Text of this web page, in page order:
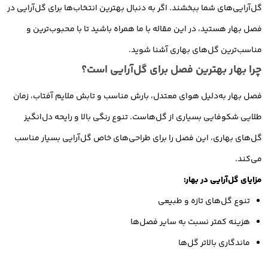
گل‌آرایی‌های شما ببخشند. اگر به دنبال بهترین انتخاب‌ها برای گل‌آرایی در
فصل بهار هستید، در این مقاله با ما همراه باشید تا با محبوب‌ترین و
مناسب‌ترین گل‌های بهاری آشنا شوید.
چرا بهار بهترین فصل برای گل‌آرایی است؟
فصل بهار به‌دلیل هوای معتدل، بارش مناسب و تابش ملایم آفتاب، زمان
طلایی شکوفایی بسیاری از گل‌هاست. تنوع رنگی بالا و رایحه دل‌انگیز
گل‌های بهاری، این فصل را برای طراحی‌های خاص گل‌آرایی بسیار مناسب
می‌کند.
مزایای گل‌آرایی در بهار:
تنوع گل‌های تازه و طبیعی
هزینه کمتر نسبت به سایر فصل‌ها
ماندگاری بالاتر گل‌ها